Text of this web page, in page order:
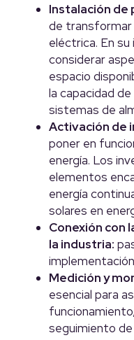
Instalación de
de transformar
eléctrica. En
considerar
espacio
la capacidad
sistemas de
Activación de
poner en
energía. Los
elementos
energía
solares en
Conexión con
la industria:
Medición y
esencial para
seguimiento de